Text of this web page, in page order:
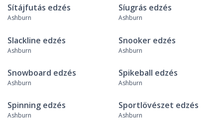
Sítájfutás edzés
Ashburn
Síugrás edzés
Ashburn
Slackline edzés
Ashburn
Snooker edzés
Ashburn
Snowboard edzés
Ashburn
Spikeball edzés
Ashburn
Spinning edzés
Ashburn
Sportlövészet edzés
Ashburn